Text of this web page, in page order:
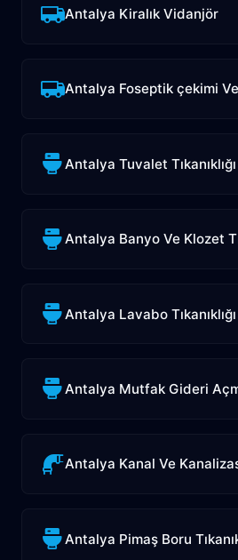
Antalya Kiralık Vidanjör
Antalya Foseptik çekimi
Antalya Tuvalet
Antalya Banyo Ve Klozet
Antalya Lavabo
Antalya Mutfak Gideri
Antalya Kanal Ve
Antalya Pimaş Boru